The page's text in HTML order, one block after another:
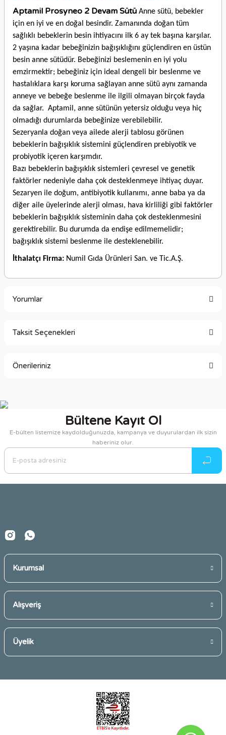
Aptamil Prosyneo 2 Devam Sütü Anne sütü, bebekler
için en iyi ve en doğal besindir. Zamanında doğan tüm
sağlıklı bebeklerin besin ihtiyacını ilk 6 ay tek başına karşılar.
2 yaşına kadar bebeğinizin bağışıklığını güçlendiren en üstün
besin anne sütüdür. Bebeğinizi beslemenin en iyi yolu
emzirmektir; bebeğiniz için ideal dengeli bir beslenme ve
hastalıklara karşı koruma sağlayan anne sütü aynı zamanda
anneye ve bebeğe beslenme ile ilgili olmayan birçok fayda
da sağlar. Aptamil, anne sütünün yetersiz olduğu veya hiç
olmadığı durumlarda bebeğinize verebilebilir.
Sezeryanla doğan veya ailede alerji tablosu görünen
bebeklerin bağışıklık sistemini güçlendiren prebiyotik ve
probiyotik içeren karşımdır.
Bazı bebeklerin bağışıklık sistemleri çevresel ve genetik
faktörler nedeniyle daha çok desteklenmeye ihtiyaç duyar.
Sezaryen ile doğum, antibiyotik kullanımı, anne baba ya da
diğer aile üyelerinde alerji olması, hava kirliliği gibi faktörler
bebeklerin bağışıklık sisteminin daha çok desteklenmesini
gerektirebilir. Bu durumda da endişe edilmemelidir;
bağışıklık sistemi beslenme ile desteklenebilir.
İthalatçı Firma: Numil Gıda Ürünleri San. ve Tic.A.Ş.
Yorumlar
Taksit Seçenekleri
Önerileriniz
Görüş ve önerileriniz için teşekkür ederiz.
Ürün resmi kalitesiz, bozuk veya görüntülenemiyor.
Ürün açıklamasında eksik bilgiler bulunuyor.
Ürün bilgilerinde hatalar bulunuyor.
Bültene Kayıt Ol
E-bülten listemize kaydolduğunuzda, kampanya ve duyurulardan ilk sizin
haberiniz olur.
Kurumsal
Alışveriş
Üyelik